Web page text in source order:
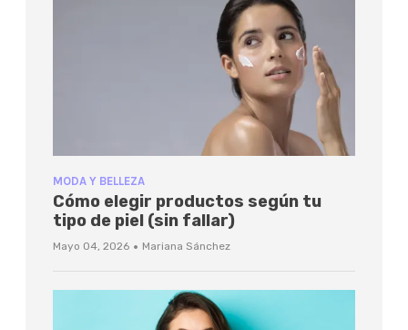
MODA Y BELLEZA
Cómo elegir productos según tu
tipo de piel (sin fallar)
Mayo 04, 2026 · Mariana Sánchez